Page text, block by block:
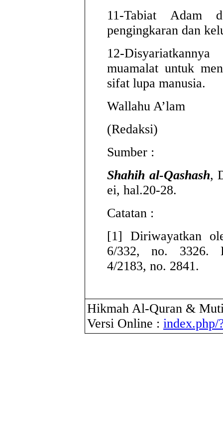
11-Tabiat Adam
pengingkaran dan
12-
muamalat untuk
sifat lupa manusia.
Wallahu A’lam
(Redaksi)
Sumber :
Shahih al-Qashash,
ei, hal.20-28.
Catatan :
[1] Diriwayatkan
6/332, no. 3326.
4/2183, no. 2841.
Hikmah Al-Quran &
Versi Online :